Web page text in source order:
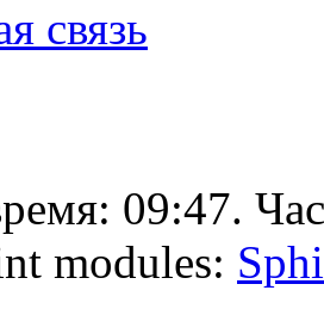
связь
09:47.
modules: